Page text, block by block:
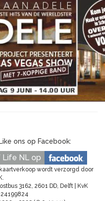
ons op Facebook:
Life NL op
wordt verzorgd door
3162, 2601 DD, Delft | KvK